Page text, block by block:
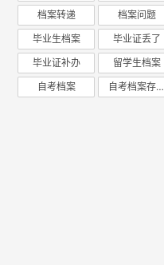
档案转递 档案问题
毕业生档案 毕业证丢了
毕业证补办 留学生档案
自考档案 自考档案存放